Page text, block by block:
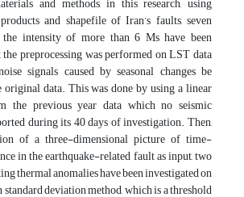
and shapefile of Iran’s faults, seven
the intensity of more than 6 Ms have been
preprocessing was performed on LST data
signals caused by seasonal changes be
data. This was done by using a linear
the previous year data which no seismic
during its 40 days of investigation. Then,
of a three-dimensional picture of time-
in the earthquake-related fault as input, two
thermal anomalies have been investigated on
standard deviation method, which is a threshold